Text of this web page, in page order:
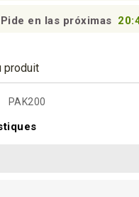
Pide en las próximas
produit
PAK200